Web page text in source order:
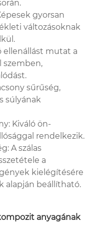
gyorsan
változásoknak
ellenállást mutat a
szemben,
sűrűség,
súlyának
Kiváló ön-
rendelkezik.
A szálas
a
kielégítésére
alapján beállítható.
anyagának